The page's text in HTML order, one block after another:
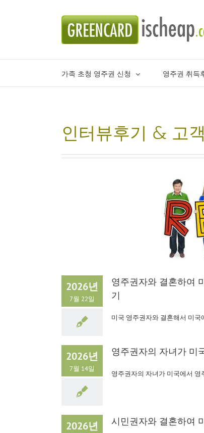
가족 초청 영주권 신청 영주권 취득
인터뷰후기 & 고
2026년
7월 22일
영주권자와 결혼하여
기
미국 영주권자와 결혼해서 미
2026년
7월 14일
영주권자의 자녀가 미
영주권자의 자녀가 미국에서 영
2026년 시민권자와 결혼하여